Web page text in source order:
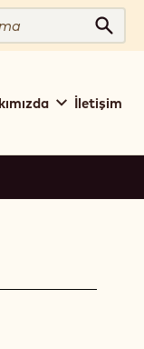
İletişim